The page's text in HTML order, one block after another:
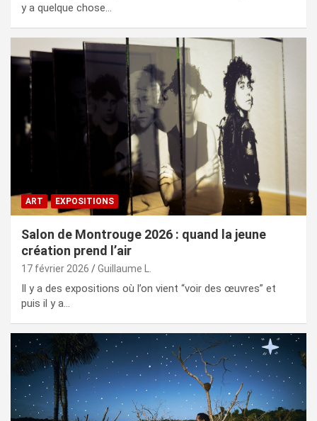
y a quelque chose…
ART EXPOSITIONS
Salon de Montrouge 2026 : quand la jeune
création prend l’air
17 février 2026 Guillaume L.
Il y a des expositions où l’on vient “voir des œuvres” et
puis il y a…